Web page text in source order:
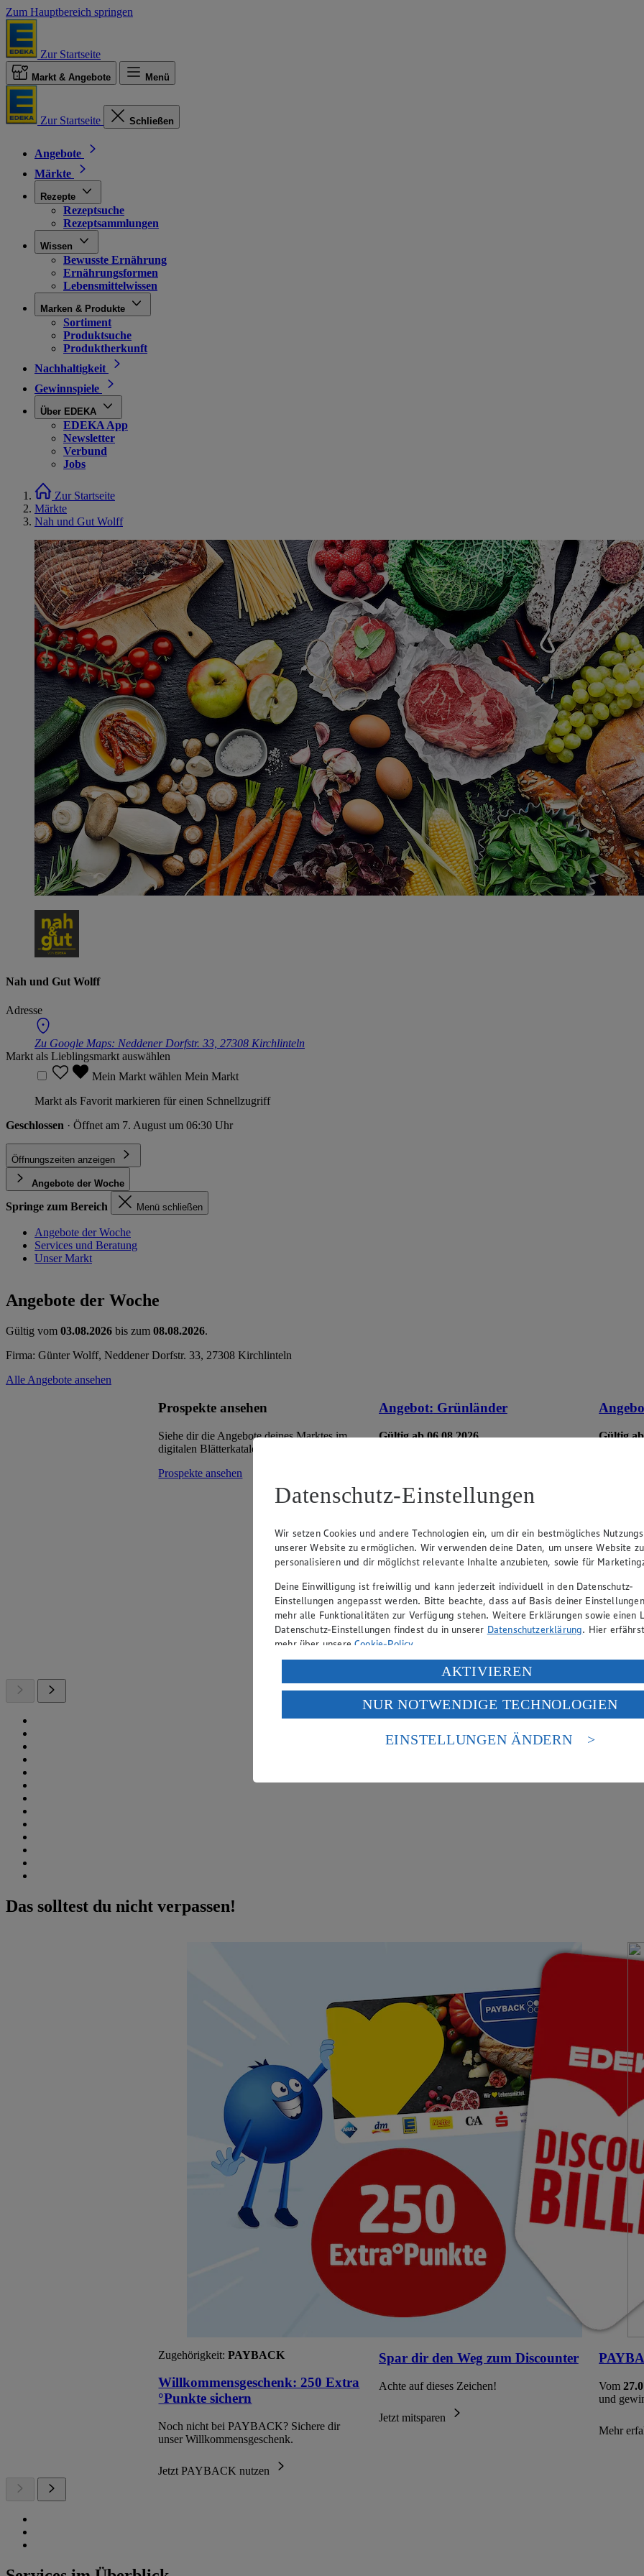
Zum Hauptbereich springen
Zur Startseite
Markt & Angebote Menü
Zur Startseite Schließen
Angebote
Märkte
Rezepte
Rezeptsuche
Rezeptsammlungen
Wissen
Bewusste Ernährung
Ernährungsformen
Lebensmittelwissen
Marken & Produkte
Sortiment
Produktsuche
Produktherkunft
Nachhaltigkeit
Gewinnspiele
Über EDEKA
EDEKA App
Newsletter
Verbund
Jobs
Zur Startseite
Märkte
Nah und Gut Wolff
Nah und Gut Wolff
Adresse
Zu Google Maps: Neddener Dorfstr. 33, 27308 Kirchlinteln
Markt als Lieblingsmarkt auswählen
Mein Markt wählen Mein Markt
Markt als Favorit markieren für einen Schnellzugriff
Geschlossen · Öffnet am 7. August um 06:30 Uhr
Öffnungszeiten anzeigen
Angebote der Woche
Springe zum Bereich Menü schließen
Angebote der Woche
Services und Beratung
Unser Markt
Angebote der Woche
Gültig vom 03.08.2026 bis zum 08.08.2026.
Firma: Günter Wolff, Neddener Dorfstr. 33, 27308 Kirchlinteln
Alle Angebote ansehen
Prospekte ansehen
Siehe dir die Angebote deines Marktes im
digitalen Blätterkatalog an.
Prospekte ansehen
Angebot: Grünländer
Gültig ab 06.08.2026
dt. Schnittkäse, in Würfeln oder Scheiben,
versch. Sorten und Fettstufen, 120/140g
Gültig
versch.
Das solltest du nicht verpassen!
Zugehörigkeit: PAYBACK
Willkommensgeschenk: 250 Extra
°Punkte sichern
Noch nicht bei PAYBACK? Sichere dir
unser Willkommensgeschenk.
Jetzt PAYBACK nutzen
Spar dir den Weg zum Discounter
Achte auf dieses Zeichen!
Jetzt mitsparen
Vom
und
Mehr
Datenschutz-Einstellungen
Wir setzen Cookies und andere Technologien ein, um dir ein bestmögliches
unserer Website zu ermöglichen. Wir verwenden deine Daten, um unsere Website zu
personalisieren und dir möglichst relevante Inhalte anzubieten, sowie für
Deine Einwilligung ist freiwillig und kann jederzeit individuell in den Datenschutz-
Einstellungen angepasst werden. Bitte beachte, dass auf Basis deiner
mehr alle Funktionalitäten zur Verfügung stehen. Weitere Erklärungen sowie einen
Datenschutz-Einstellungen findest du in unserer Datenschutzerklärung. Hier
mehr über unsereCookie-Policy.
Verarbeitung deiner personenbezogenen Daten in den USA durch Facebook und
Wenn du auf „Aktivieren“ klickst, willigst du im Sinne des Art. 49 Abs. 1 Satz 1 lit.
ein, dass deine Daten in den USA verarbeitet werden. Der EuGH sieht die USA als
einem nach europäischen Standards nicht angemessenen Datenschutzniveau an. Es
Risiko eines Zugriffs durch US-amerikanische Behörden.
AKTIVIEREN
NUR NOTWENDIGE TECHNOLOGIEN
EINSTELLUNGEN ÄNDERN